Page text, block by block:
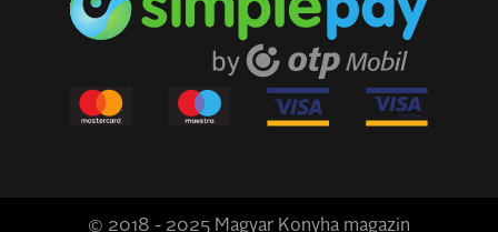
© 2018 - 2025 Magyar Konyha magazin